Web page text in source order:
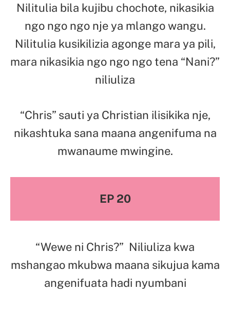
Nilitulia bila kujibu chochote, nikasikia
ngo ngo ngo nje ya mlango wangu.
Nilitulia kusikilizia agonge mara ya pili,
mara nikasikia ngo ngo ngo tena “Nani?”
niliuliza
“Chris” sauti ya Christian ilisikika nje,
nikashtuka sana maana angenifuma na
mwanaume mwingine.
EP 20
“Wewe ni Chris?” Niliuliza kwa
mshangao mkubwa maana sikujua kama
angenifuata hadi nyumbani